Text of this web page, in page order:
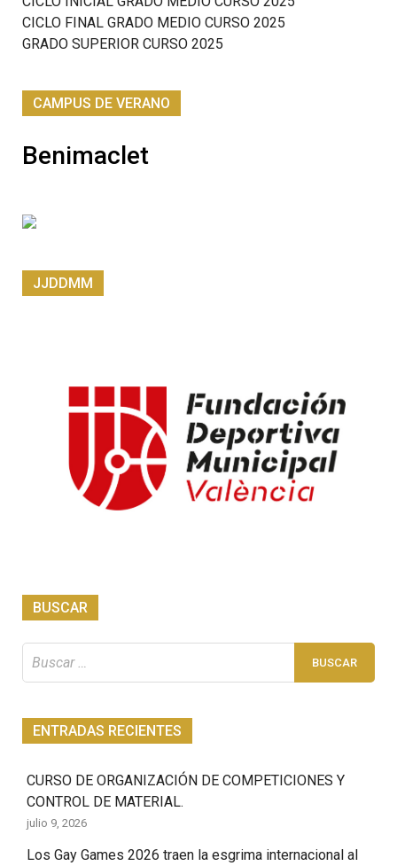
CICLO FINAL GRADO MEDIO CURSO 2025
GRADO SUPERIOR CURSO 2025
CAMPUS DE VERANO
Benimaclet
JJDDMM
BUSCAR
ENTRADAS RECIENTES
CURSO DE ORGANIZACIÓN DE COMPETICIONES Y
CONTROL DE MATERIAL.
julio 9, 2026
Los Gay Games 2026 traen la esgrima internacional al